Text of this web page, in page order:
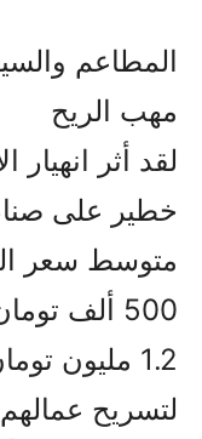
المطاعم
مهب الريح
لقد أثر انهيار
خطير على
متوسط سعر
500 ألف
1.2 مليون
لتسريح